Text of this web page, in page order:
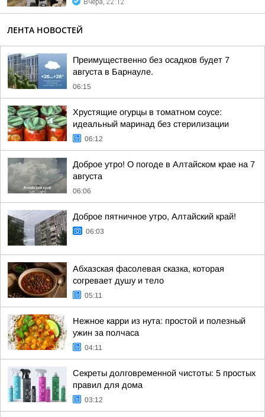
Вчера, 22:12
ЛЕНТА НОВОСТЕЙ
Преимущественно без осадков будет 7
августа в Барнауле.
06:15
Хрустящие огурцы в томатном соусе:
идеальный маринад без стерилизации
06:12
Доброе утро! О погоде в Алтайском крае на 7
августа
06:06
Доброе пятничное утро, Алтайский край!
06:03
Абхазская фасолевая сказка, которая
согревает душу и тело
05:11
Нежное карри из нута: простой и полезный
ужин за полчаса
04:11
Секреты долговременной чистоты: 5 простых
правил для дома
03:12